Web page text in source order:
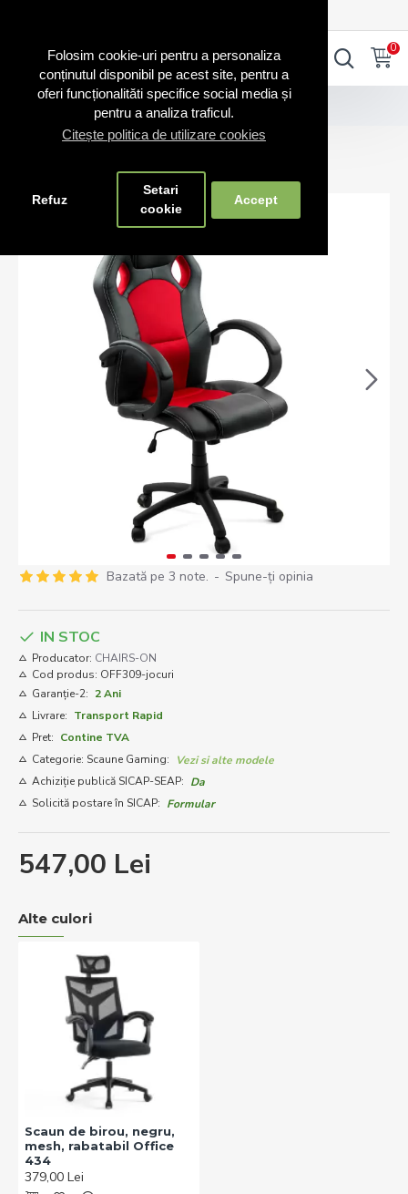
Folosim cookie-uri pentru a personaliza
conținutul disponibil pe acest site, pentru a
oferi funcționalităti specifice social media și
pentru a analiza traficul.
Citește politica de utilizare cookies
Refuz
Setari
cookie
Accept
0
Scaune gaming Scaun de gaming și birou 309
Bazată pe 3 note. - Spune-ţi opinia
547,00 Lei
IN STOC
Producator: CHAIRS-ON
Cod produs: OFF309-jocuri
Garanție-2: 2 Ani
Livrare: Transport Rapid
Pret: Contine TVA
Categorie: Scaune Gaming:
Vezi si alte modele
Achiziție publică SICAP-SEAP: Da
Solicită postare în SICAP: Formular
Alte culori
Scaun de birou, negru,
mesh, rabatabil Office
434
379,00 Lei